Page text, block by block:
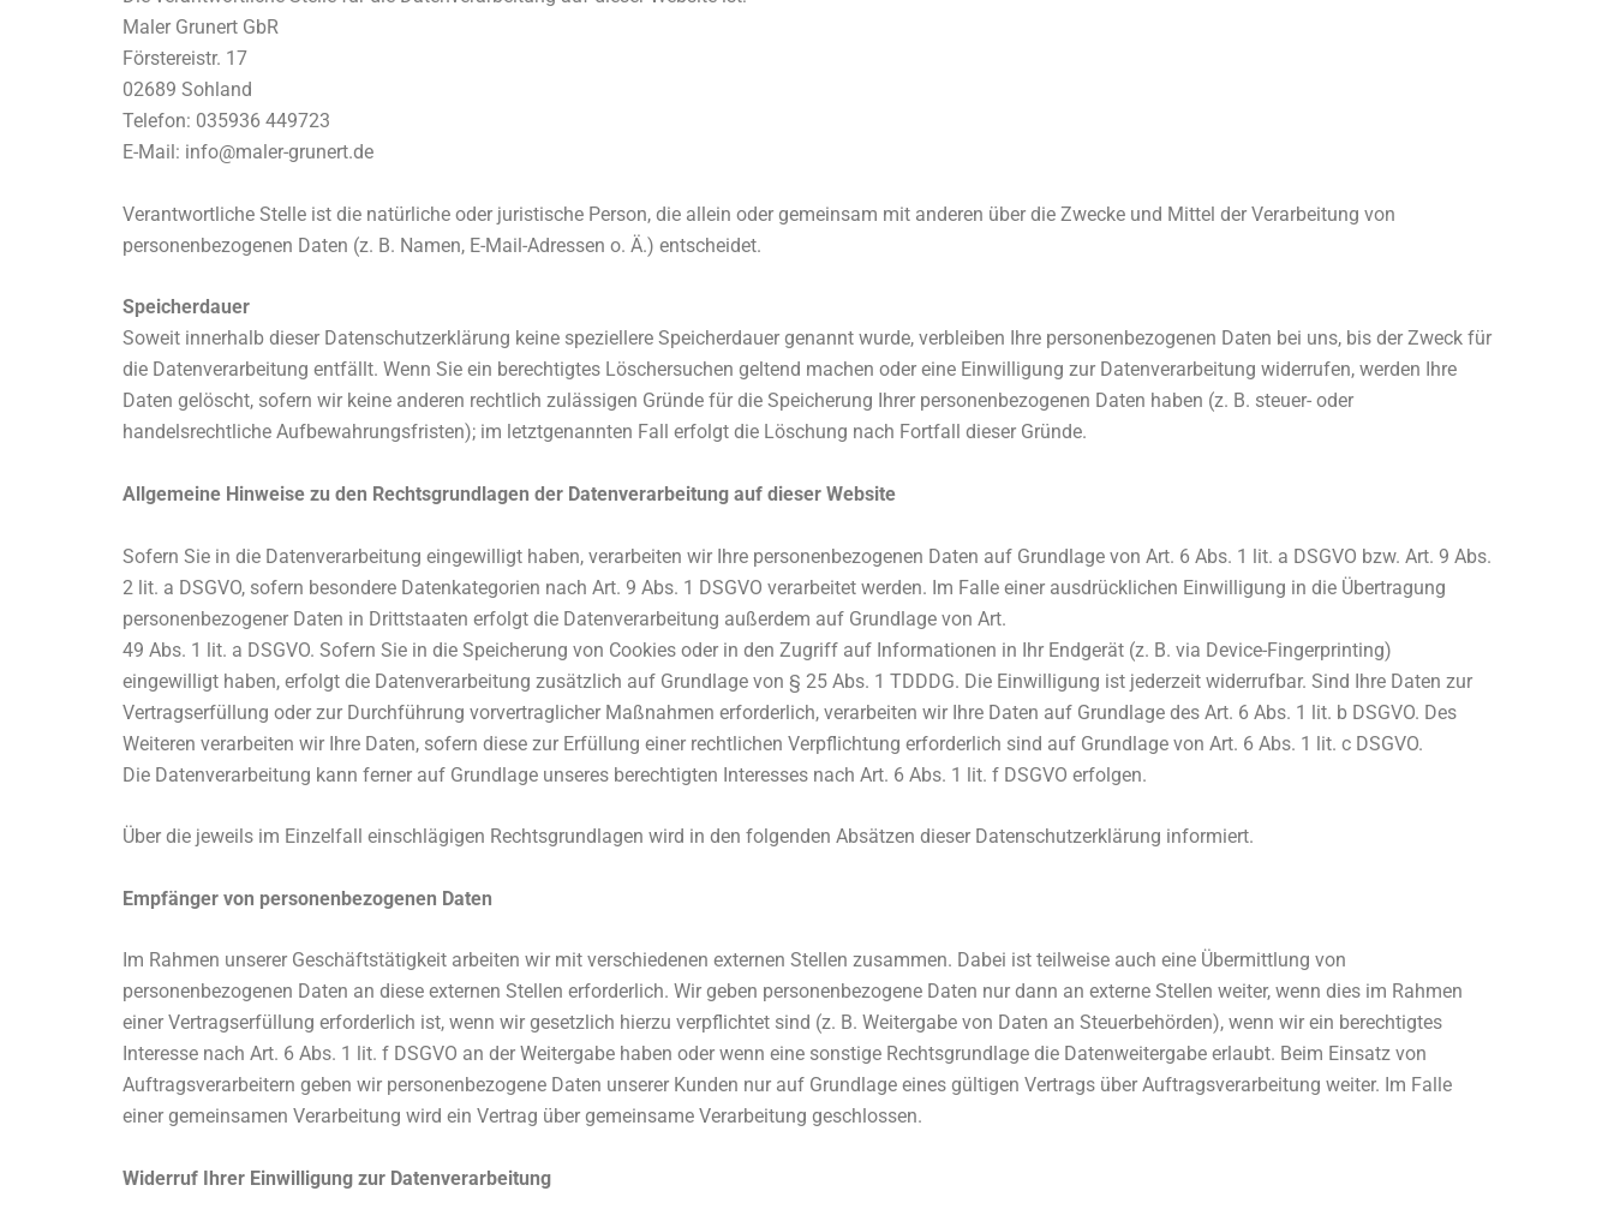
Maler Grunert GbR
Förstereistr. 17
02689 Sohland
Telefon: 035936 449723
E-Mail: info@maler-grunert.de
Verantwortliche Stelle ist die natürliche oder juristische Person, die allein oder gemeinsam mit anderen über die Zwecke und Mittel der Verarbeitung von
personenbezogenen Daten (z. B. Namen, E-Mail-Adressen o. Ä.) entscheidet.
Speicherdauer
Soweit innerhalb dieser Datenschutzerklärung keine speziellere Speicherdauer genannt wurde, verbleiben Ihre personenbezogenen Daten bei uns, bis der Zweck für
die Datenverarbeitung entfällt. Wenn Sie ein berechtigtes Löschersuchen geltend machen oder eine Einwilligung zur Datenverarbeitung widerrufen, werden Ihre
Daten gelöscht, sofern wir keine anderen rechtlich zulässigen Gründe für die Speicherung Ihrer personenbezogenen Daten haben (z. B. steuer- oder
handelsrechtliche Aufbewahrungsfristen); im letztgenannten Fall erfolgt die Löschung nach Fortfall dieser Gründe.
Allgemeine Hinweise zu den Rechtsgrundlagen der Datenverarbeitung auf dieser Website
Sofern Sie in die Datenverarbeitung eingewilligt haben, verarbeiten wir Ihre personenbezogenen Daten auf Grundlage von Art. 6 Abs. 1 lit. a DSGVO bzw. Art. 9 Abs.
2 lit. a DSGVO, sofern besondere Datenkategorien nach Art. 9 Abs. 1 DSGVO verarbeitet werden. Im Falle einer ausdrücklichen Einwilligung in die Übertragung
personenbezogener Daten in Drittstaaten erfolgt die Datenverarbeitung außerdem auf Grundlage von Art.
49 Abs. 1 lit. a DSGVO. Sofern Sie in die Speicherung von Cookies oder in den Zugriff auf Informationen in Ihr Endgerät (z. B. via Device-Fingerprinting)
eingewilligt haben, erfolgt die Datenverarbeitung zusätzlich auf Grundlage von § 25 Abs. 1 TDDDG. Die Einwilligung ist jederzeit widerrufbar. Sind Ihre Daten zur
Vertragserfüllung oder zur Durchführung vorvertraglicher Maßnahmen erforderlich, verarbeiten wir Ihre Daten auf Grundlage des Art. 6 Abs. 1 lit. b DSGVO. Des
Weiteren verarbeiten wir Ihre Daten, sofern diese zur Erfüllung einer rechtlichen Verpflichtung erforderlich sind auf Grundlage von Art. 6 Abs. 1 lit. c DSGVO.
Die Datenverarbeitung kann ferner auf Grundlage unseres berechtigten Interesses nach Art. 6 Abs. 1 lit. f DSGVO erfolgen.
Über die jeweils im Einzelfall einschlägigen Rechtsgrundlagen wird in den folgenden Absätzen dieser Datenschutzerklärung informiert.
Empfänger von personenbezogenen Daten
Im Rahmen unserer Geschäftstätigkeit arbeiten wir mit verschiedenen externen Stellen zusammen. Dabei ist teilweise auch eine Übermittlung von
personenbezogenen Daten an diese externen Stellen erforderlich. Wir geben personenbezogene Daten nur dann an externe Stellen weiter, wenn dies im Rahmen
einer Vertragserfüllung erforderlich ist, wenn wir gesetzlich hierzu verpflichtet sind (z. B. Weitergabe von Daten an Steuerbehörden), wenn wir ein berechtigtes
Interesse nach Art. 6 Abs. 1 lit. f DSGVO an der Weitergabe haben oder wenn eine sonstige Rechtsgrundlage die Datenweitergabe erlaubt. Beim Einsatz von
Auftragsverarbeitern geben wir personenbezogene Daten unserer Kunden nur auf Grundlage eines gültigen Vertrags über Auftragsverarbeitung weiter. Im Falle
einer gemeinsamen Verarbeitung wird ein Vertrag über gemeinsame Verarbeitung geschlossen.
Widerruf Ihrer Einwilligung zur Datenverarbeitung